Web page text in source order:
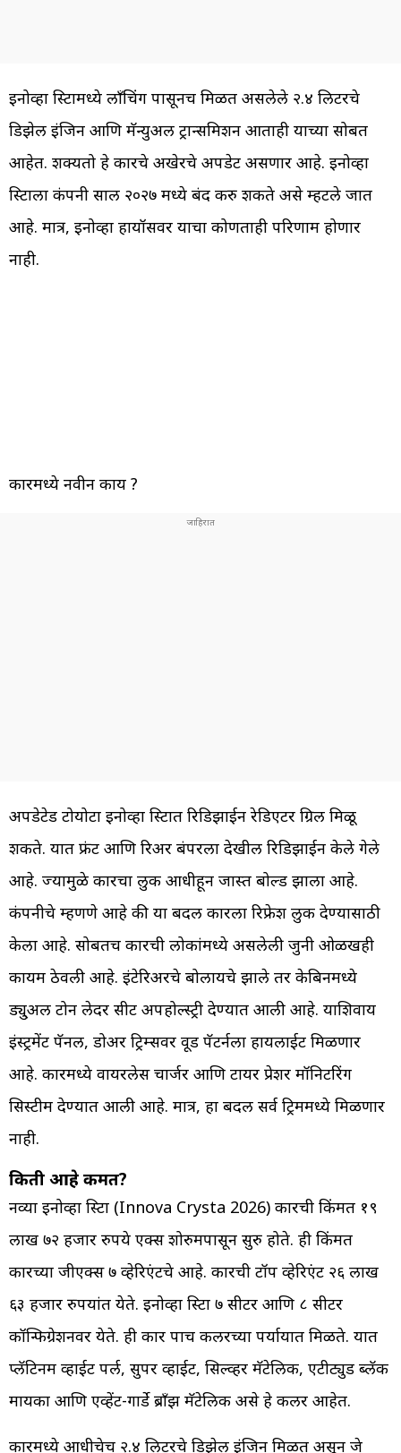
इनोव्हा क्रिस्टामध्ये लाँचिंग पासूनच मिळत असलेले २.४ लिटरचे
डिझेल इंजिन आणि मॅन्युअल ट्रान्समिशन आताही याच्या सोबत
आहेत. शक्यतो हे कारचे अखेरचे अपडेट असणार आहे. इनोव्हा
क्रिस्टाला कंपनी साल २०२७ मध्ये बंद करु शकते असे म्हटले जात
आहे. मात्र, इनोव्हा हायक्रॉसवर याचा कोणताही परिणाम होणार
नाही.
कारमध्ये नवीन काय ?
अपडेटेड टोयोटा इनोव्हा क्रिस्टात रिडिझाईन रेडिएटर ग्रिल मिळू
शकते. यात फ्रंट आणि रिअर बंपरला देखील रिडिझाईन केले गेले
आहे. ज्यामुळे कारचा लुक आधीहून जास्त बोल्ड झाला आहे.
कंपनीचे म्हणणे आहे की या बदल कारला रिफ्रेश लुक देण्यासाठी
केला आहे. सोबतच कारची लोकांमध्ये असलेली जुनी ओळखही
कायम ठेवली आहे. इंटेरिअरचे बोलायचे झाले तर केबिनमध्ये
ड्यु्अल टोन लेदर सीट अपहोल्स्ट्री देण्यात आली आहे. याशिवाय
इंस्ट्रमेंट पॅनल, डोअर ट्रिम्सवर वूड पॅटर्नला हायलाईट मिळणार
आहे. कारमध्ये वायरलेस चार्जर आणि टायर प्रेशर मॉनिटरिंग
सिस्टीम देण्यात आली आहे. मात्र, हा बदल सर्व ट्रिममध्ये मिळणार
नाही.
किती आहे किंमत?
नव्या इनोव्हा क्रिस्टा (Innova Crysta 2026) कारची किंमत १९
लाख ७२ हजार रुपये एक्स शोरुमपासून सुरु होते. ही किंमत
कारच्या जीएक्स ७ व्हेरिएंटचे आहे. कारची टॉप व्हेरिएंट २६ लाख
६३ हजार रुपयांत येते. इनोव्हा क्रिस्टा ७ सीटर आणि ८ सीटर
कॉन्फिग्रेशनवर येते. ही कार पाच कलरच्या पर्यायात मिळते. यात
प्लॅटिनम व्हाईट पर्ल, सुपर व्हाईट, सिल्व्हर मॅटेलिक, एटीट्युड ब्लॅक
मायका आणि एव्हेंट-गार्डे ब्राँझ मॅटेलिक असे हे कलर आहेत.
कारमध्ये आधीचेच २.४ लिटरचे डिझेल इंजिन मिळत असून जे